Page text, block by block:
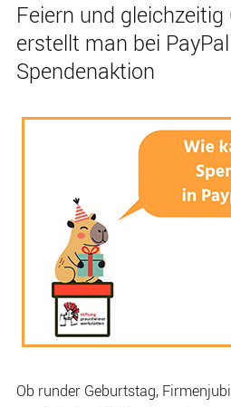
Feiern und
erstellt man bei
Spendenaktion
Ob runder Geburtstag,